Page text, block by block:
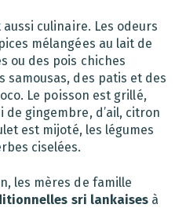
culinaire. Les odeurs
mélangées au lait de
ou des pois chiches
samousas, des patis et des
Le poisson est grillé,
gingembre, d’ail, citron
est mijoté, les légumes
ciselées.
les mères de famille
sri lankaises à